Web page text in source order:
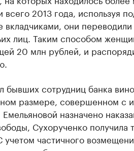
всего 2013 года, используя
вкладчиками, они
лиц. Таким способом
20 млн рублей, и
бывших сотрудниц банка
размере, совершенном с
назначено
Сухорученко получила
учетом частичного